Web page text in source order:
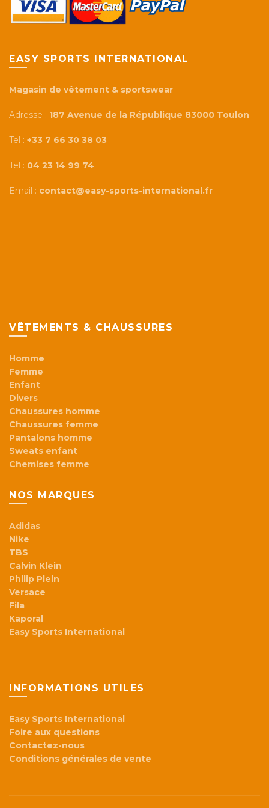
EASY SPORTS INTERNATIONAL
Magasin de vêtement & sportswear
Adresse : 187 Avenue de la République 83000 Toulon
Tel : +33 7 66 30 38 03
Tel : 04 23 14 99 74
Email : contact@easy-sports-international.fr
VÊTEMENTS & CHAUSSURES
Homme
Femme
Enfant
Divers
Chaussures homme
Chaussures femme
Pantalons homme
Sweats enfant
Chemises femme
NOS MARQUES
Adidas
Nike
TBS
Calvin Klein
Philip Plein
Versace
Fila
Kaporal
Easy Sports International
INFORMATIONS UTILES
Easy Sports International
Foire aux questions
Contactez-nous
Conditions générales de vente